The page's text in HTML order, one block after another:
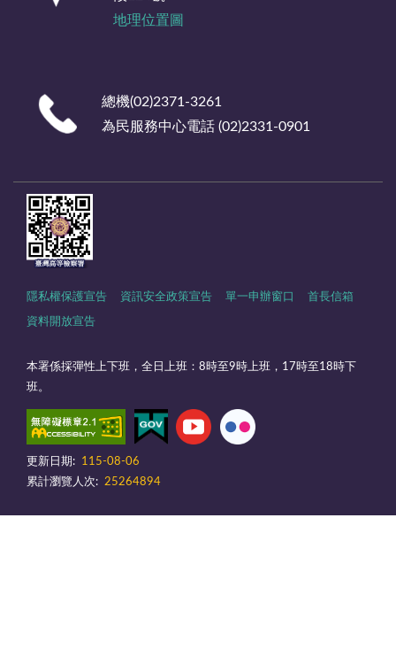
地理位置圖
總機(02)2371-3261
為民服務中心電話 (02)2331-0901
隱私權保護宣告 資訊安全政策宣告 單一申辦窗口 首長信箱
資料開放宣告
本署係採彈性上下班，全日上班：8時至9時上班，17時至18時下
班。
更新日期:
115-08-06
累計瀏覽人次: 25264894